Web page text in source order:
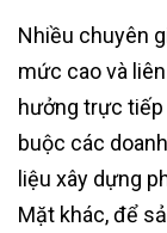
Nhiều chuyên
mức cao và
hưởng trực
buộc các
liệu xây dựng
Mặt khác, để